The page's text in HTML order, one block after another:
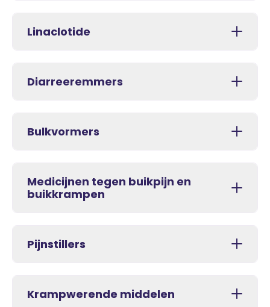
Linaclotide
Diarreeremmers
Bulkvormers
Medicijnen tegen buikpijn en
buikkrampen
Pijnstillers
Krampwerende middelen